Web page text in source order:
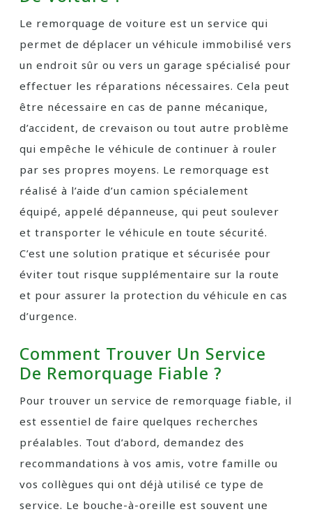
Le remorquage de voiture est un service qui
permet de déplacer un véhicule immobilisé vers
un endroit sûr ou vers un garage spécialisé pour
effectuer les réparations nécessaires. Cela peut
être nécessaire en cas de panne mécanique,
d’accident, de crevaison ou tout autre problème
qui empêche le véhicule de continuer à rouler
par ses propres moyens. Le remorquage est
réalisé à l’aide d’un camion spécialement
équipé, appelé dépanneuse, qui peut soulever
et transporter le véhicule en toute sécurité.
C’est une solution pratique et sécurisée pour
éviter tout risque supplémentaire sur la route
et pour assurer la protection du véhicule en cas
d’urgence.
Comment Trouver Un Service
De Remorquage Fiable ?
Pour trouver un service de remorquage fiable, il
est essentiel de faire quelques recherches
préalables. Tout d’abord, demandez des
recommandations à vos amis, votre famille ou
vos collègues qui ont déjà utilisé ce type de
service. Le bouche-à-oreille est souvent une